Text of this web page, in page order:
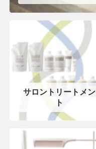
サロントリートメン
ト